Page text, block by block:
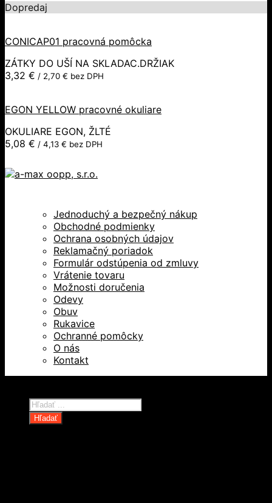
Dopredaj
CONICAP01 pracovná pomôcka
ZÁTKY DO UŠÍ NA SKLADAC.DRŽIAK
3,32 € / 2,70 € bez DPH
EGON YELLOW pracovné okuliare
OKULIARE EGON, ŽLTÉ
5,08 € / 4,13 € bez DPH
Jednoduchý a bezpečný nákup
Obchodné podmienky
Ochrana osobných údajov
Reklamačný poriadok
Formulár odstúpenia od zmluvy
Vrátenie tovaru
Možnosti doručenia
Odevy
Obuv
Rukavice
Ochranné pomôcky
O nás
Kontakt
Products
search
Hľadať